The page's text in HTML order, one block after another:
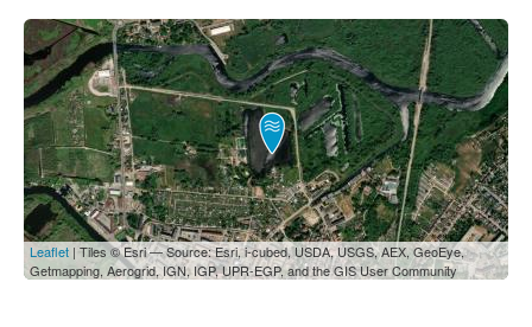
Leaflet | Tiles © Esri — Source: Esri, i-cubed, USDA, USGS, AEX, GeoEye,
Getmapping, Aerogrid, IGN, IGP, UPR-EGP, and the GIS User Community